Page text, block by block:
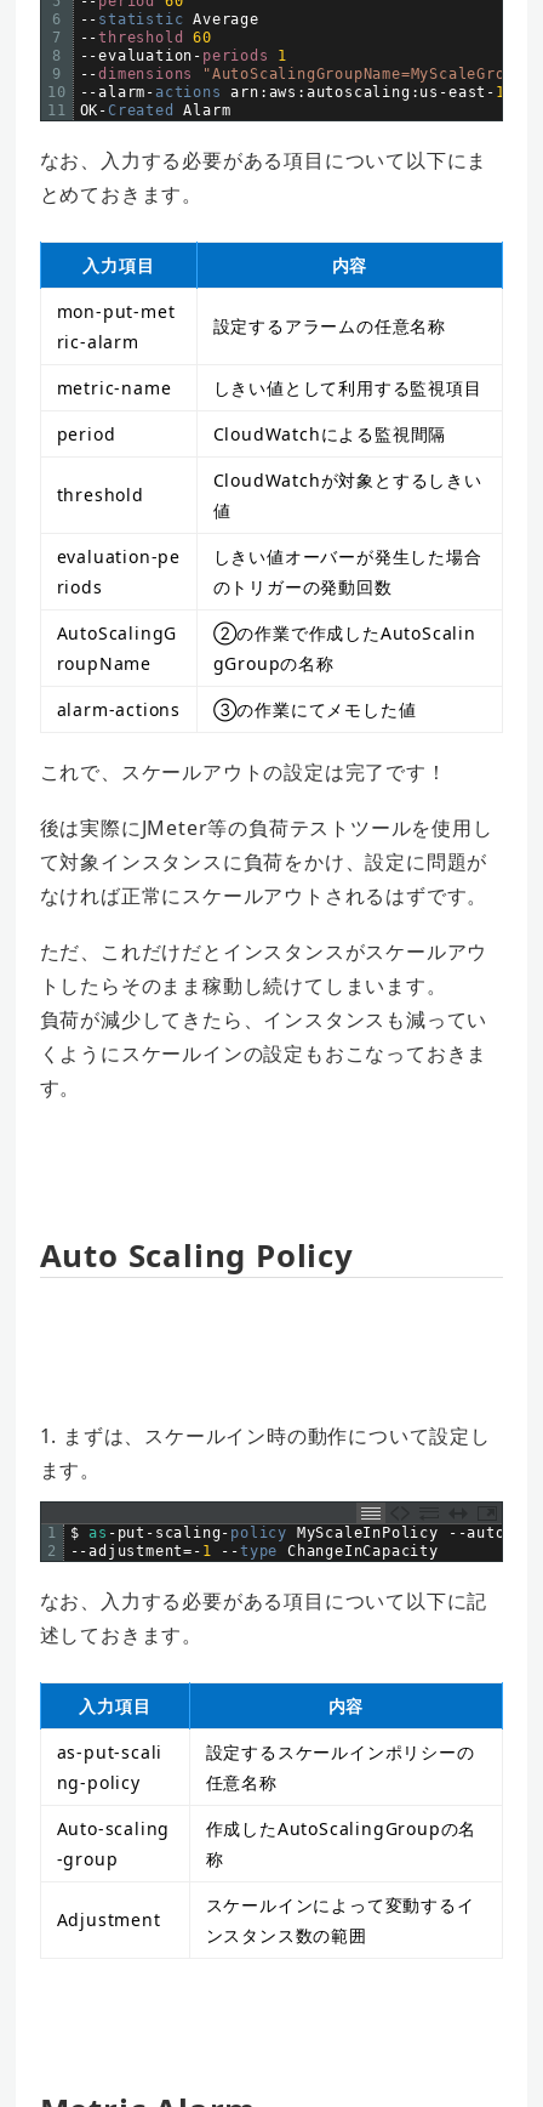
6
7
8
9
10
11
-- statistic Average
--threshold
60
--evaluation - periods
1
--dimensions
"AutoScalingGroupName=MyScaleGroup"
--alarm - actions arn : aws : autoscaling : us -east - 1
OK - Created Alarm
なお、入力する必要がある項目について以下にま
とめておきます。
入力項目
内容
mon-put-met
ric-alarm
設定するアラームの任意名称
metric-name
しきい値として利用する監視項目
period
CloudWatchによる監視間隔
threshold
CloudWatchが対象とするしきい
値
evaluation-pe
riods
しきい値オーバーが発生した場合
のトリガーの発動回数
AutoScalingG
roupName
②の作業で作成したAutoScalin
gGroupの名称
alarm-actions
③の作業にてメモした値
これで、スケールアウトの設定は完了です！
後は実際にJMeter等の負荷テストツールを使用し
て対象インスタンスに負荷をかけ、設定に問題が
なければ正常にスケールアウトされるはずです。
ただ、これだけだとインスタンスがスケールアウ
トしたらそのまま稼動し続けてしまいます。
負荷が減少してきたら、インスタンスも減ってい
くようにスケールインの設定もおこなっておきま
す。
Auto Scaling Policy
1. まずは、スケールイン時の動作について設定し
ます。
1
2
$ as - put - scaling- policy MyScaleInPolicy --auto
--adjustment= - 1 --type ChangeInCapacity
なお、入力する必要がある項目について以下に記
述しておきます。
入力項目
内容
as-put-scali
ng-policy
設定するスケールインポリシーの
任意名称
Auto-scaling
-group
作成したAutoScalingGroupの名
称
Adjustment
スケールインによって変動するイ
ンスタンス数の範囲